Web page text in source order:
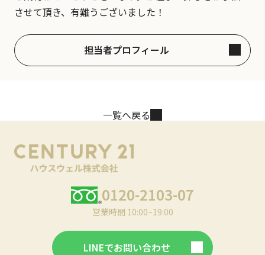
させて頂き、有難うございました！
担当者プロフィール
一覧へ戻る
0120-2103-07
営業時間 10:00~19:00
LINEでお問い合わせ